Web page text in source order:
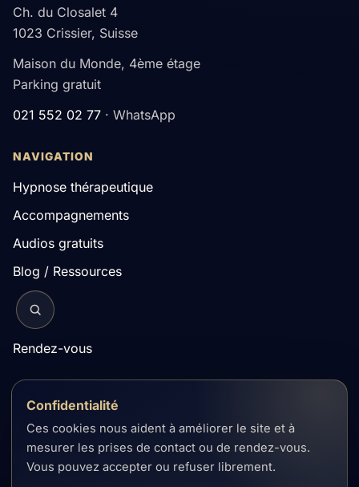
Ch. du Closalet 4
1023 Crissier, Suisse
Maison du Monde, 4ème étage
Parking gratuit
021 552 02 77 · WhatsApp
NAVIGATION
Hypnose thérapeutique
Accompagnements
Audios gratuits
Blog / Ressources
Rechercher sur le site
Rendez-vous
© Cabinet d'Hypnothérapie Patrick Tissot
Formulaire de contact FAQ Mentions légales Confidentialité
Confidentialité
Ces cookies nous aident à améliorer le site et à
mesurer les prises de contact ou de rendez-vous.
Vous pouvez accepter ou refuser librement.